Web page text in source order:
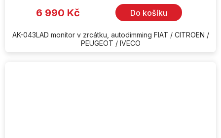
6 990 Kč Do košíku
AK-043LAD monitor v zrcátku, autodimming FIAT / CITROEN /
PEUGEOT / IVECO